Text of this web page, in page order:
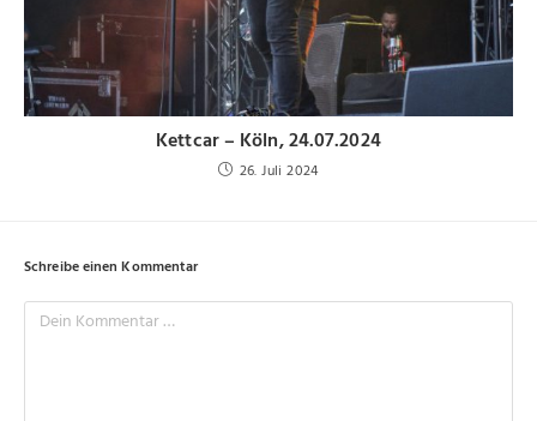
Kettcar – Köln, 24.07.2024
26. Juli 2024
Schreibe einen Kommentar